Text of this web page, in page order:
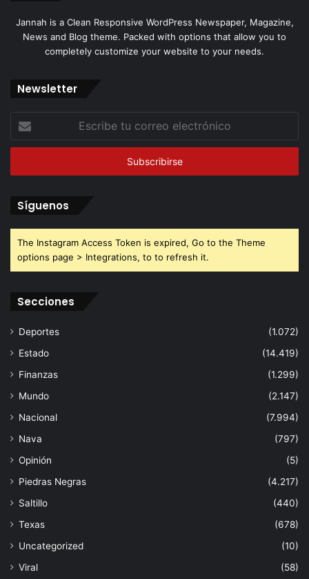
Jannah is a Clean Responsive WordPress Newspaper, Magazine,
News and Blog theme. Packed with options that allow you to
completely customize your website to your needs.
Newsletter
correo
Síguenos
The Instagram Access Token is expired, Go to the Theme
options page > Integrations, to to refresh it.
Secciones
Deportes
(1.072)
Estado
(14.419)
Finanzas
(1.299)
Mundo
(2.147)
Nacional
(7.994)
Nava
(797)
Opinión
(5)
Piedras Negras
(4.217)
Saltillo
(440)
Texas
(678)
Uncategorized
(10)
Viral
(58)